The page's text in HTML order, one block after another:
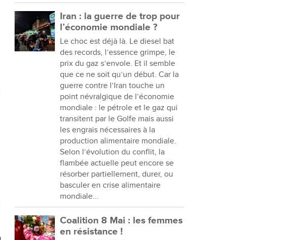
Iran : la guerre de trop pour
l’économie mondiale ?
Le choc est déjà là. Le diesel bat
des records, l’essence grimpe, le
prix du gaz s’envole. Et il semble
que ce ne soit qu’un début. Car la
guerre contre l’Iran touche un
point névralgique de l’économie
mondiale : le pétrole et le gaz qui
transitent par le Golfe mais aussi
les engrais nécessaires à la
production alimentaire mondiale.
Selon l’évolution du conflit, la
flambée actuelle peut encore se
résorber partiellement, durer, ou
basculer en crise alimentaire
mondiale...
Coalition 8 Mai : les femmes
en résistance !